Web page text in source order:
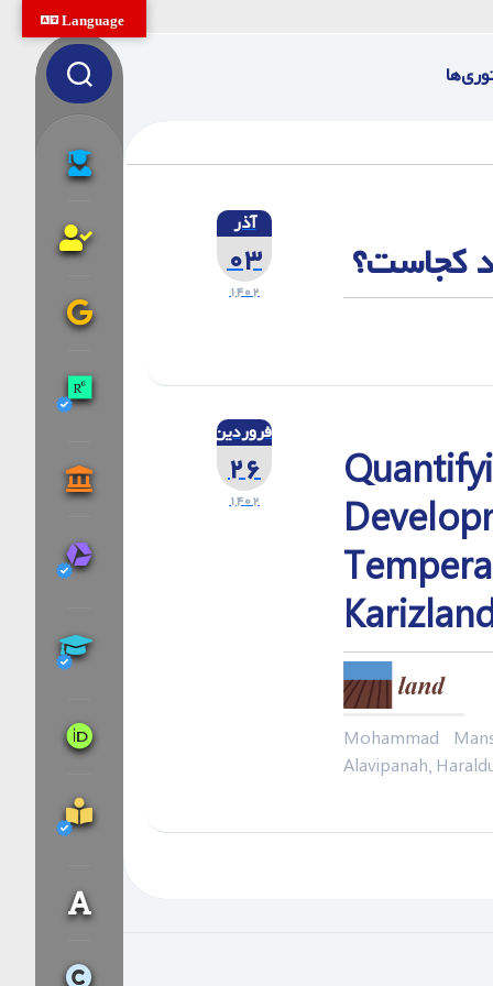
آذر
۰۳
۱۴۰۲ کجاست؟
فروردین
۲۶
۱۴۰۲
Mohammad
Alavipanah,
Language